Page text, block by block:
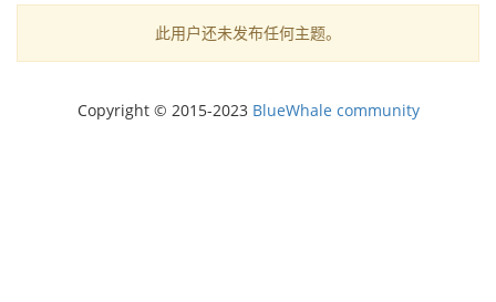
此用户还未发布任何主题。
Copyright © 2015-2023 BlueWhale community